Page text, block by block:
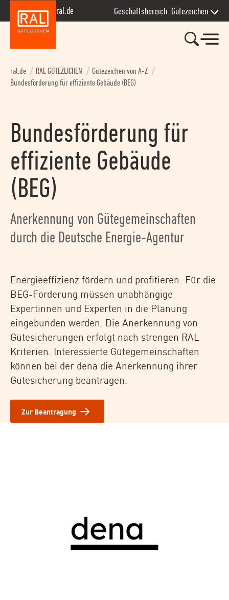
Zur Hauptnavigation springen
Zum Seiteninhalt springen
Zum Kontakt springen
Zum Footer springen
ral.de Geschäftsbereich: Gütezeichen
ral.de RAL GÜTEZEICHEN
Gütezeichen von A-Z
Bundesförderung für effiziente Gebäude (BEG)
Bundesförderung für
effiziente Gebäude
(BEG)
Anerkennung von Gütegemeinschaften
durch die Deutsche Energie-Agentur
Energieeffizienz fördern und profitieren: Für die
BEG-Förderung müssen unabhängige
Expertinnen und Experten in die Planung
eingebunden werden. Die Anerkennung von
Gütesicherungen erfolgt nach strengen RAL
Kriterien. Interessierte Gütegemeinschaften
können bei der dena die Anerkennung ihrer
Gütesicherung beantragen.
Zur Beantragung